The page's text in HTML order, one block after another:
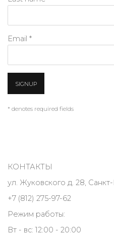
Email *
SIGNUP
* denotes required fields
КОНТАКТЫ
ул. Жуковского д. 28,
+7 (812) 275-97-62
Режим работы:
Вт - вс: 12:00 - 20:00